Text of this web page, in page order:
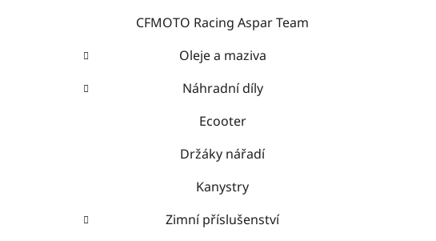
CFMOTO Racing Aspar Team
Oleje a maziva
Náhradní díly
Ecooter
Držáky nářadí
Kanystry
Zimní příslušenství